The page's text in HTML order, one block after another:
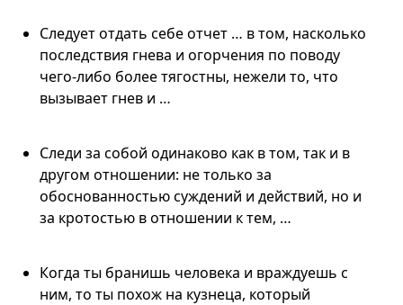
Следует отдать себе отчет … в том, насколько
последствия гнева и огорчения по поводу
чего-либо более тягостны, нежели то, что
вызывает гнев и …
Следи за собой одинаково как в том, так и в
другом отношении: не только за
обоснованностью суждений и действий, но и
за кротостью в отношении к тем, …
Когда ты бранишь человека и враждуешь с
ним, то ты похож на кузнеца, который